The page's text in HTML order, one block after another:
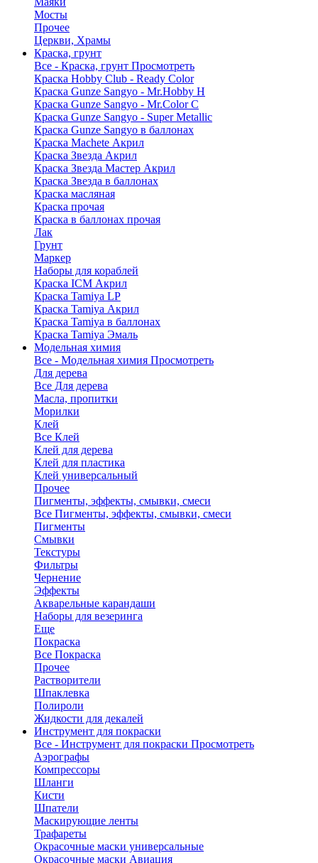
Мосты
Прочее
Церкви, Храмы
Краска, грунт
Все - Краска, грунт Просмотреть
Краска Hobby Club - Ready Color
Краска Gunze Sangyo - Mr.Hobby H
Краска Gunze Sangyo - Mr.Color C
Краска Gunze Sangyo - Super Metallic
Краска Gunze Sangyo в баллонах
Краска Machete Акрил
Краска Звезда Акрил
Краска Звезда Мастер Акрил
Краска Звезда в баллонах
Краска масляная
Краска прочая
Краска в баллонах прочая
Лак
Грунт
Маркер
Наборы для кораблей
Краска ICM Акрил
Краска Tamiya LP
Краска Tamiya Акрил
Краска Tamiya в баллонах
Краска Tamiya Эмаль
Модельная химия
Все - Модельная химия Просмотреть
Для дерева
Все Для дерева
Масла, пропитки
Морилки
Клей
Все Клей
Клей для дерева
Клей для пластика
Клей универсальный
Прочее
Пигменты, эффекты, смывки, смеси
Все Пигменты, эффекты, смывки, смеси
Пигменты
Смывки
Текстуры
Фильтры
Чернение
Эффекты
Акварельные карандаши
Наборы для везеринга
Еще
Покраска
Все Покраска
Прочее
Растворители
Шпаклевка
Полироли
Жидкости для декалей
Инструмент для покраски
Все - Инструмент для покраски Просмотреть
Аэрографы
Компрессоры
Шланги
Кисти
Шпатели
Маскирующие ленты
Трафареты
Окрасочные маски универсальные
Окрасочные маски Авиация